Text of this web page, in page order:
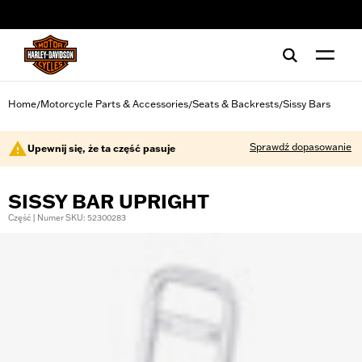
Home/Motorcycle Parts & Accessories/Seats & Backrests/Sissy Bars
Upewnij się, że ta część pasuje Sprawdź dopasowanie
SISSY BAR UPRIGHT
Część | Numer SKU: 52300283